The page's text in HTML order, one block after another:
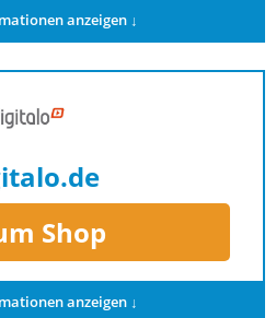
anzeigen ↓
Shop
anzeigen ↓